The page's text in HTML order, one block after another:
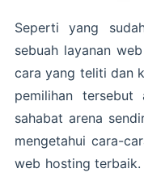
Seperti yang
sebuah layanan
cara yang teliti dan
pemilihan tersebut
sahabat arena
mengetahui cara-
web hosting